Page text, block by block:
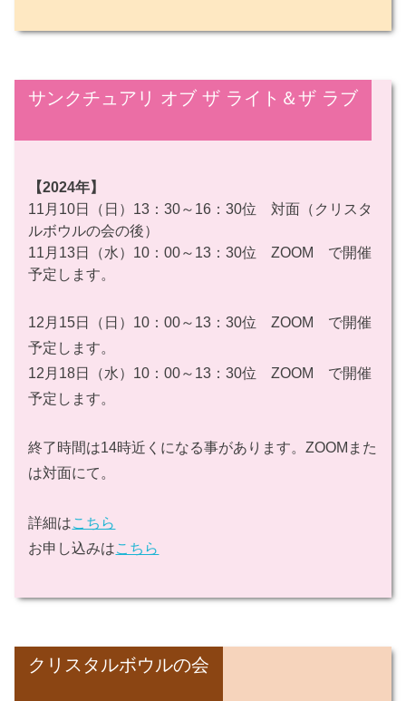
サンクチュアリ オブ ザ ライト＆ザ ラブ
【2024年】
11月10日（日）13：30～16：30位 対面（クリスタ
ルボウルの会の後）
11月13日（水）10：00～13：30位 ZOOM で開催
予定します。
12月15日（日）10：00～13：30位 ZOOM で開催
予定します。
12月18日（水）10：00～13：30位 ZOOM で開催
予定します。
終了時間は14時近くになる事があります。ZOOMまた
は対面にて。
詳細は こちら
お申し込みは こちら
クリスタルボウルの会